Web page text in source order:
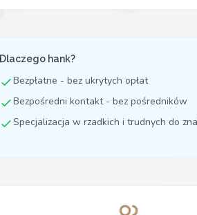
Dlaczego hank?
Bezpłatne - bez ukrytych opłat
Bezpośredni kontakt - bez pośredników
Specjalizacja w rzadkich i trudnych do